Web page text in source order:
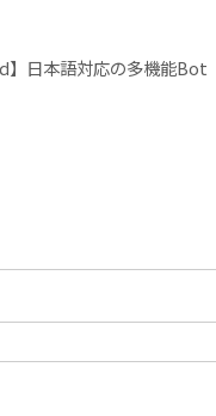
】日本語対応の多機能